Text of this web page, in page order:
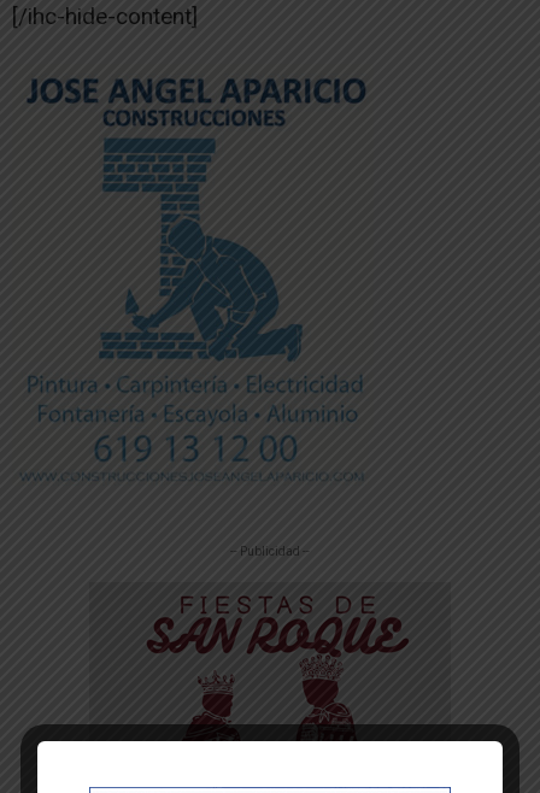
[/ihc-hide-content]
-- Publicidad --